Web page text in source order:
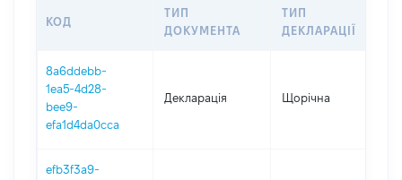
КОД
ТИП
ДОКУМЕНТА
ТИП
ДЕКЛАРАЦІЇ
8a6ddebb-
1ea5-4d28-
bee9-
efa1d4da0cca
Декларація Щорічна
efb3f3a9-